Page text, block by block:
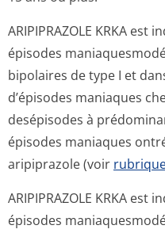
ARIPIPRAZOLE KRKA
épisodes
bipolaires de type I et
d’épisodes maniaques
desépisodes à
épisodes maniaques
aripiprazole (voir
ARIPIPRAZOLE KRKA
épisodes